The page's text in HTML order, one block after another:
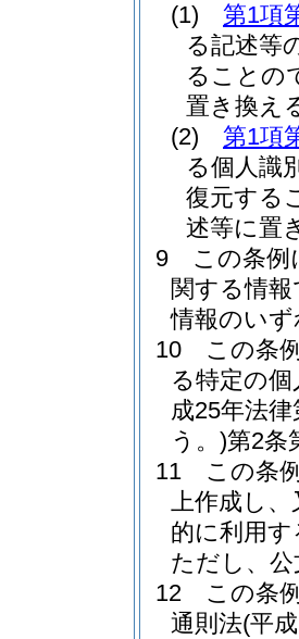
(1)
第1項
る記述等
ることの
置き換え
(2)
第1項
る個人識
復元する
述等に置
9
この条例
関する情
情報のい
10
この条
る特定の
成25年法
う。)第2条
11
この条
上作成し
的に利用
ただし、
12
この条
通則法(平